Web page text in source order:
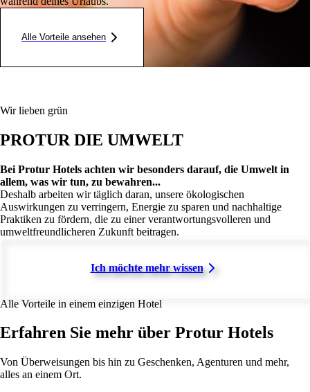
Alle Vorteile ansehen
Wir lieben grün
PROTUR DIE UMWELT
Bei Protur Hotels achten wir besonders darauf, die Umwelt in
allem, was wir tun, zu bewahren...
Deshalb arbeiten wir täglich daran, unsere ökologischen
Auswirkungen zu verringern, Energie zu sparen und nachhaltige
Praktiken zu fördern, die zu einer verantwortungsvolleren und
umweltfreundlicheren Zukunft beitragen.
Ich möchte mehr wissen
Alle Vorteile in einem einzigen Hotel
Erfahren Sie mehr über Protur Hotels
Von Überweisungen bis hin zu Geschenken, Agenturen und mehr,
alles an einem Ort.